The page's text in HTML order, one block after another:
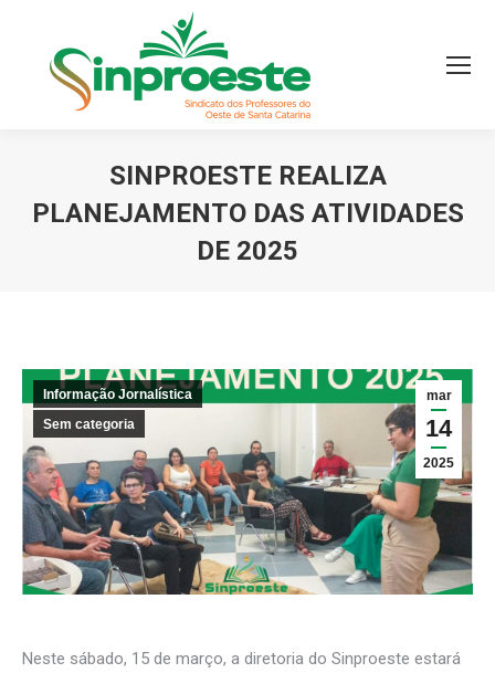
SINPROESTE REALIZA
PLANEJAMENTO DAS ATIVIDADES
DE 2025
mar
14
2025
Informação Jornalística
Sem categoria
Neste sábado, 15 de março, a diretoria do Sinproeste estará